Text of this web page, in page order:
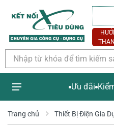
Ưu đãi
Trang chủ Thiết Bị Điện Gia